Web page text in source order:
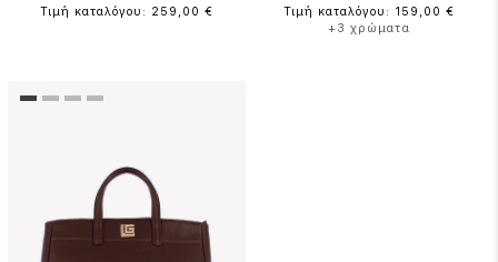
Τιμή καταλόγου: 259,00 €
Τιμή καταλόγου: 159,00 €
+3 χρώματα